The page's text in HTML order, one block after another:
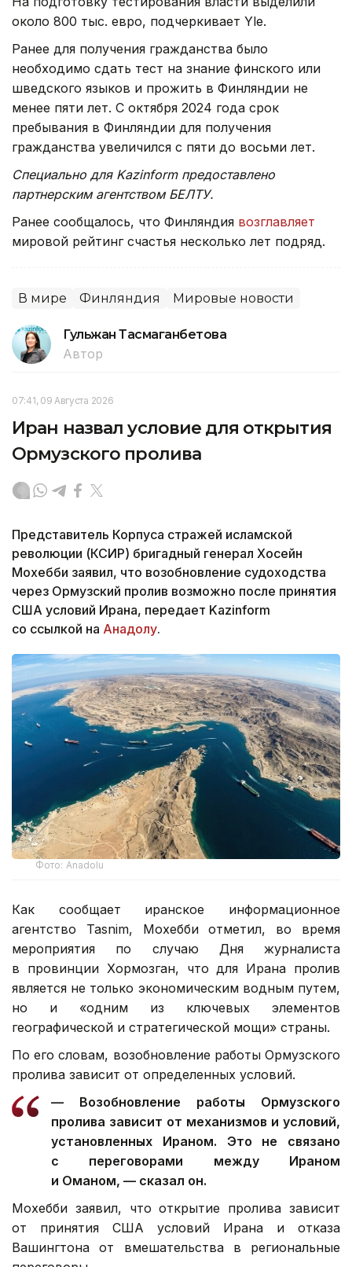
около 800 тыс. евро, подчеркивает Yle.
Ранее для получения гражданства было
необходимо сдать тест на знание финского или
шведского языков и прожить в Финляндии не
менее пяти лет. С октября 2024 года срок
пребывания в Финляндии для получения
гражданства увеличился с пяти до восьми лет.
Специально для Kazinform предоставлено
партнерским агентством БЕЛТУ.
Ранее сообщалось, что Финляндия возглавляет
мировой рейтинг счастья несколько лет подряд.
В мире Финляндия Мировые новости
Гульжан Тасмаганбетова
Автор
07:41, 09 Августа 2026
Иран назвал условие для открытия
Ормузского пролива
Представитель Корпуса стражей исламской
революции (КСИР) бригадный генерал Хосейн
Мохебби заявил, что возобновление судоходства
через Ормузский пролив возможно после принятия
США условий Ирана, передает Kazinform
со ссылкой на Анадолу.
Фото: Anadolu
Как сообщает иранское информационное
агентство Tasnim, Мохебби отметил, во время
мероприятия по случаю Дня журналиста
в провинции Хормозган, что для Ирана пролив
является не только экономическим водным путем,
но и «одним из ключевых элементов
географической и стратегической мощи» страны.
По его словам, возобновление работы Ормузского
пролива зависит от определенных условий.
— Возобновление работы Ормузского
пролива зависит от механизмов и условий,
установленных Ираном. Это не связано
с переговорами между Ираном
и Оманом, — сказал он.
Мохебби заявил, что открытие пролива зависит
от принятия США условий Ирана и отказа
Вашингтона от вмешательства в региональные